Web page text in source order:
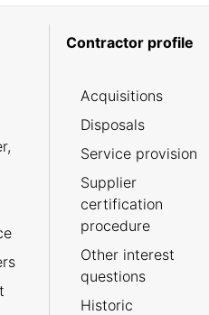
Contractor profile
Acquisitions
Disposals
Service provision
Supplier
certification
procedure
Other interest
questions
Historic